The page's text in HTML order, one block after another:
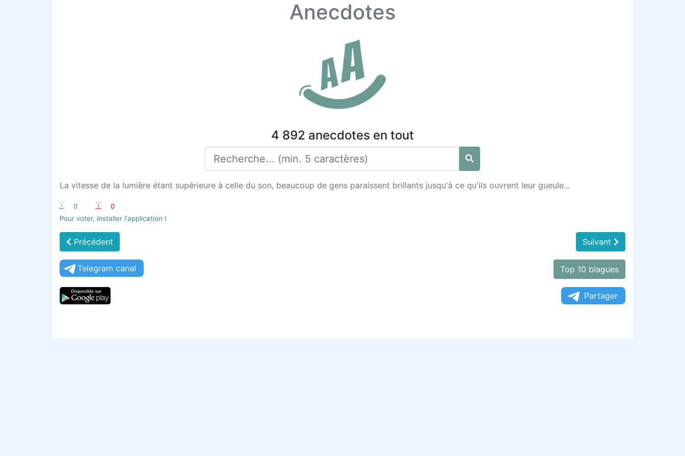
Anecdotes
4 892 anecdotes en tout
La vitesse de la lumière étant supérieure à celle du son, beaucoup de gens paraissent brillants jusqu'à ce qu'ils ouvrent leur gueule...
:-) 0 :-(
0
Pour voter, installer l'application !
Précédent Suivant
Telegram canal Top 10 blagues
Partager